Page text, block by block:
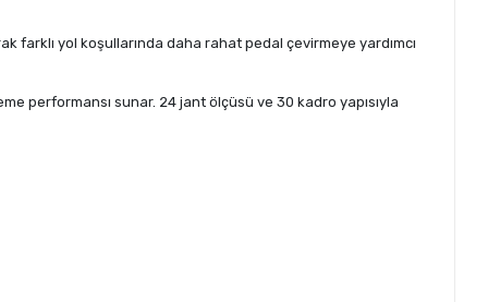
farklı yol koşullarında daha rahat pedal çevirmeye yardımcı
performansı sunar. 24 jant ölçüsü ve 30 kadro yapısıyla